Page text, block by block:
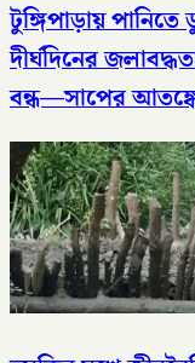
টুঙ্গিপাড়ায় পানিতে
দীর্ঘদিনের
বন্ধ—সাপের